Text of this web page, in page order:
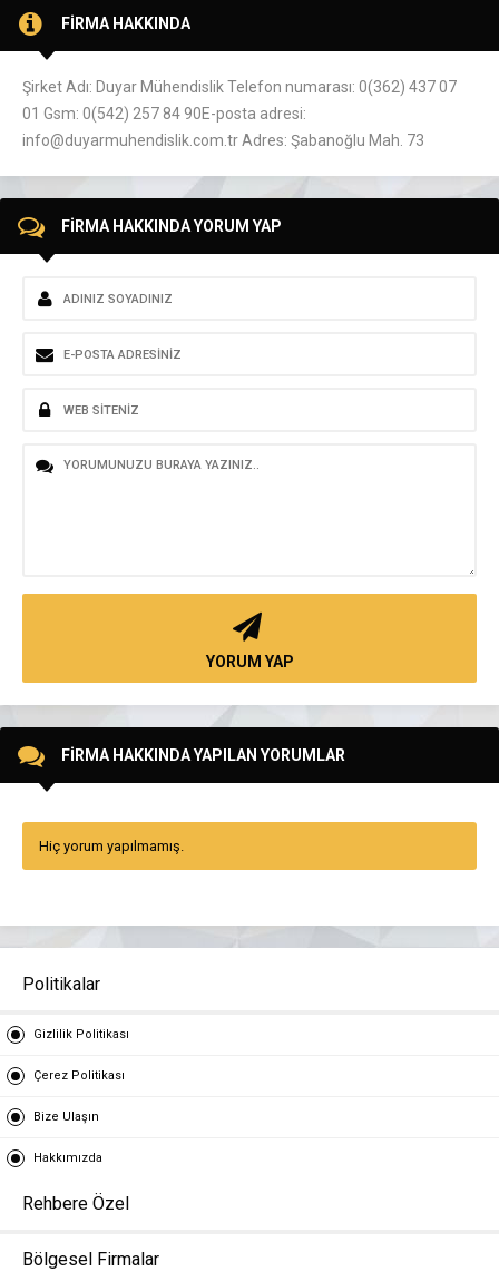
FİRMA HAKKINDA
Şirket Adı: Duyar Mühendislik Telefon numarası: 0(362) 437 07
01 Gsm: 0(542) 257 84 90E-posta adresi:
info@duyarmuhendislik.com.tr Adres: Şabanoğlu Mah. 73
FİRMA HAKKINDA YORUM YAP
YORUM YAP
FİRMA HAKKINDA YAPILAN YORUMLAR
Hiç yorum yapılmamış.
Politikalar
Gizlilik Politikası
Çerez Politikası
Bize Ulaşın
Hakkımızda
Rehbere Özel
Bölgesel Firmalar